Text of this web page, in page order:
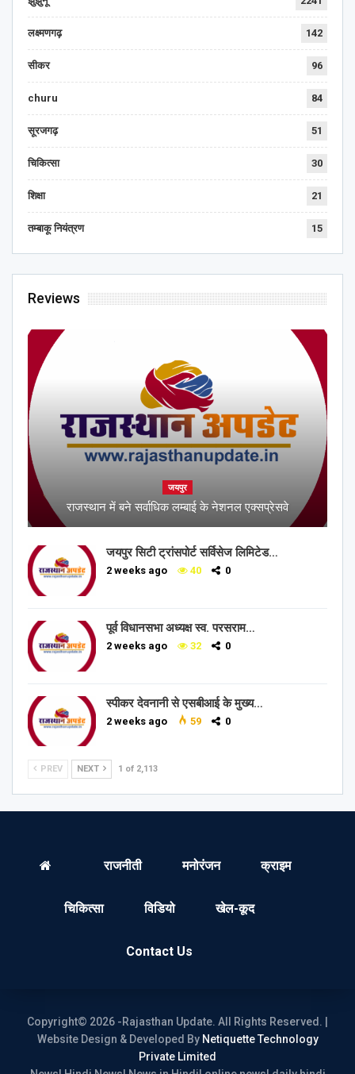
लक्ष्मणगढ़ 142
सीकर 96
churu 84
सूरजगढ़ 51
चिकित्सा 30
शिक्षा 21
तम्बाकू नियंत्रण 15
Reviews
जयपुर
राजस्थान में बने सर्वाधिक लम्बाई के नेशनल एक्सप्रेसवे
जयपुर सिटी ट्रांसपोर्ट सर्विसेज लिमिटेड…
2 weeks ago 40 0
पूर्व विधानसभा अध्यक्ष स्व. परसराम…
2 weeks ago 32 0
स्पीकर देवनानी से एसबीआई के मुख्य…
2 weeks ago 59 0
PREV NEXT 1 of 2,113
राजनीती मनोरंजन क्राइम
चिकित्सा विडियो खेल-कूद
Contact Us
Copyright© 2026 -Rajasthan Update. All Rights Reserved. |
Website Design & Developed By Netiquette Technology
Private Limited